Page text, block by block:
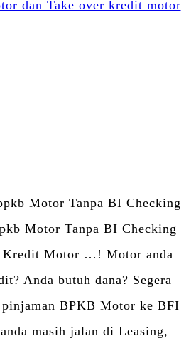
Motor Tanpa BI Checking
Motor Tanpa BI Checking
Kredit Motor …! Motor anda
Anda butuh dana? Segera
BPKB Motor ke BFI
masih jalan di Leasing,